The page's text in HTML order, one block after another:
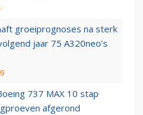
groeiprognoses na sterk
jaar 75 A320neo’s
737 MAX 10 stap
afgerond